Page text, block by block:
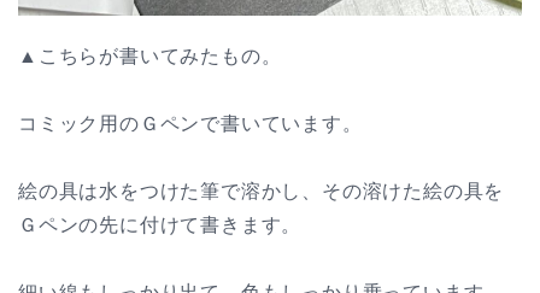
▲こちらが書いてみたもの。
コミック用のＧペンで書いています。
絵の具は水をつけた筆で溶かし、その溶けた絵の具を
Ｇペンの先に付けて書きます。